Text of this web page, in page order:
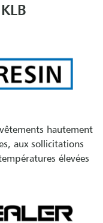
hautement
aux sollicitations
élevées